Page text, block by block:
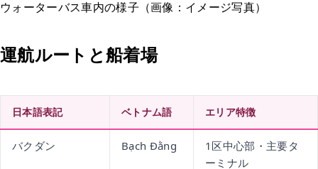
ウォーターバス車内の様子（画像：イメージ写真）
運航ルートと船着場
日本語表記 ベトナム語 エリア特徴
バクダン Bạch Đằng
1区中心部・主要タ
ーミナル